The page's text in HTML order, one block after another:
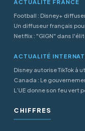
ACTUALITÉ FRANCE
Football : Disney+
Un diffuseur français
Netflix : "GIGN" dans
ACTUALITÉ
Disney autorise TikTok à
Canada : Le
L’UE donne son feu vert
CHIFFRES